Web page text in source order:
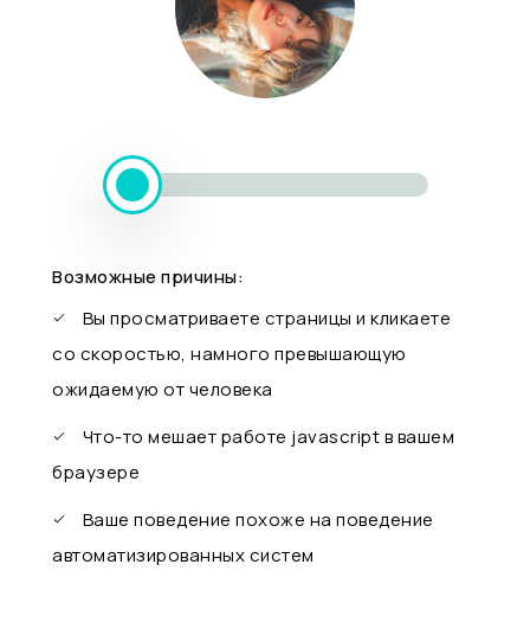
Возможные причины:
Вы просматриваете страницы и кликаете
со скоростью, намного превышающую
ожидаемую от человека
Что-то мешает работе javascript в вашем
браузере
Ваше поведение похоже на поведение
автоматизированных систем